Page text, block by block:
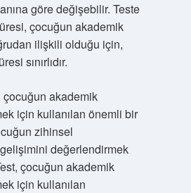
göre değişebilir. Teste
çocuğun akademik
ilişkili olduğu için,
sınırlıdır.
akademik
için kullanılan önemli bir
zihinsel
değerlendirmek
çocuğun akademik
için kullanılan